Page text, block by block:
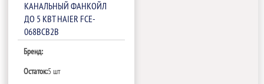
КАНАЛЬНЫЙ ФАНКОЙЛ
ДО 5 КВТ HAIER FCE-
068BCB2B
Бренд:
Остаток:5 шт